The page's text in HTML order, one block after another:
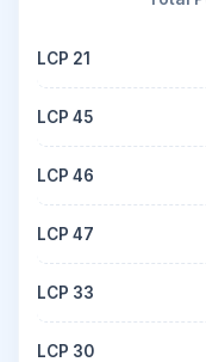
LCP 21
LCP 45
LCP 46
LCP 47
LCP 33
LCP 30